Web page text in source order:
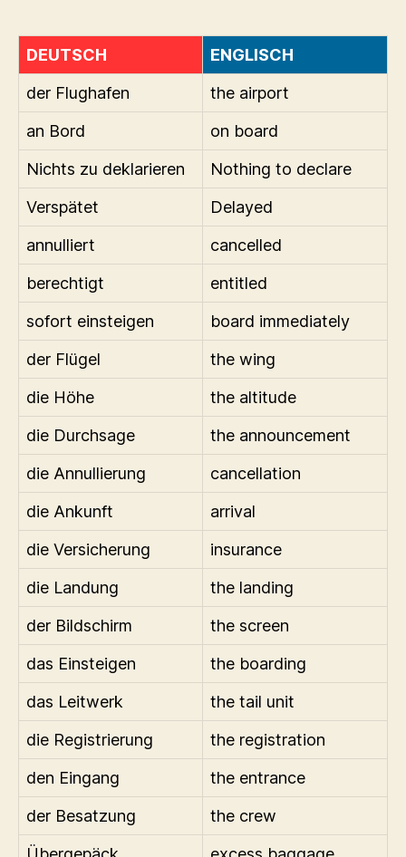
DEUTSCH
ENGLISCH
der Flughafen
the airport
an Bord
on board
Nichts zu deklarieren
Nothing to declare
Verspätet
Delayed
annulliert
cancelled
berechtigt
entitled
sofort einsteigen
board immediately
der Flügel
the wing
die Höhe
the altitude
die Durchsage
the announcement
die Annullierung
cancellation
die Ankunft
arrival
die Versicherung
insurance
die Landung
the landing
der Bildschirm
the screen
das Einsteigen
the boarding
das Leitwerk
the tail unit
die Registrierung
the registration
den Eingang
the entrance
der Besatzung
the crew